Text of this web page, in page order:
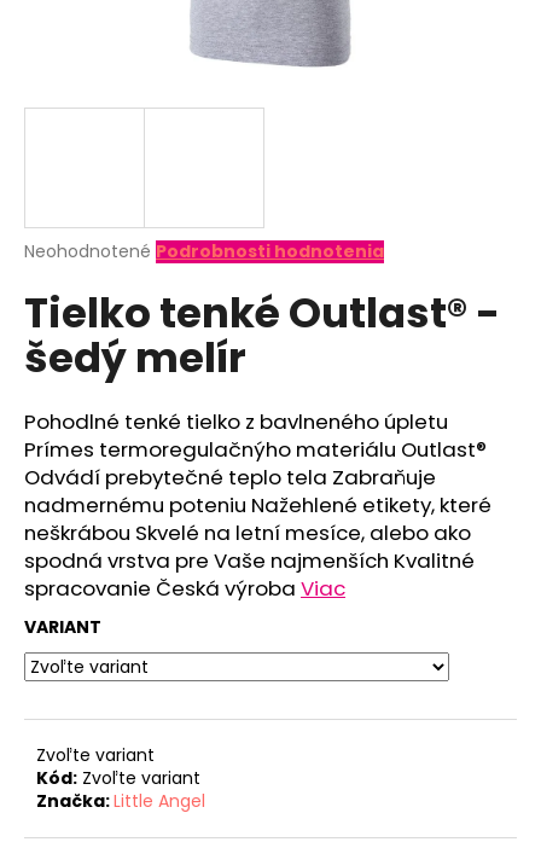
Priemerné
produktu
0,0
z
hviezdičiek.
Neohodnotené Podrobnosti hodnotenia
Tielko tenké Outlast® -
šedý melír
Pohodlné tenké tielko z bavlneného úpletu
Prímes termoregulačnýho materiálu Outlast®
Odvádí prebytečné teplo tela Zabraňuje
nadmernému poteniu Nažehlené etikety, které
neškrábou Skvelé na letní mesíce, alebo ako
spodná vrstva pre Vaše najmenších Kvalitné
spracovanie Česká výroba Viac
VARIANT
Zvoľte variant
Kód: Zvoľte variant
Značka:Little Angel
d
p
o
r
ú
č
a
m
e
ZAVÄZOVACIA
CHRBÁT
ANGEL